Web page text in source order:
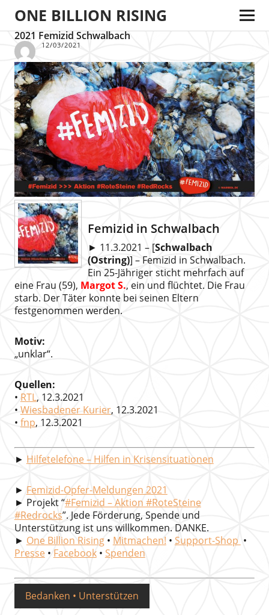
ONE BILLION RISING
2021 Femizid Schwalbach
12/03/2021
Femizid in Schwalbach
► 11.3.2021 – [Schwalbach
(Ostring)] – Femizid in Schwalbach.
Ein 25-Jähriger sticht mehrfach auf
eine Frau (59), Margot S., ein und flüchtet. Die Frau
starb. Der Täter konnte bei seinen Eltern
festgenommen werden.
Motiv:
„unklar“.
Quellen:
• RTL, 12.3.2021
• Wiesbadener Kurier, 12.3.2021
• fnp, 12.3.2021
► Hilfetelefone – Hilfen in Krisensituationen
► Femizid-Opfer-Meldungen 2021
► Projekt “#Femizid – Aktion #RoteSteine
#Redrocks”. Jede Förderung, Spende und
Unterstützung ist uns willkommen. DANKE.
► One Billion Rising• Mitmachen! • Support-Shop •
Presse • Facebook• Spenden
Bedanken • Unterstützen